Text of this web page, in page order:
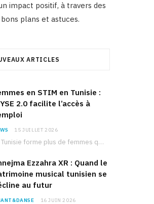
impact positif, à travers des
plans et astuces.
ARTICLES
en STIM en Tunisie :
2.0 facilite l’accès à
15 JUILLET 2026
La Tunisie forme plus de femmes que d’hommes dans les filières scientifiques. Pourtant, pour beaucoup…
Ezzahra XR : Quand le
musical tunisien se
au futur
16 JUIN 2026